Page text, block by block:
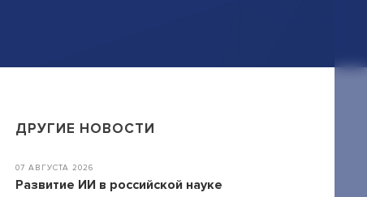
ДРУГИЕ НОВОСТИ
07 АВГУСТА 2026
Развитие ИИ в российской науке